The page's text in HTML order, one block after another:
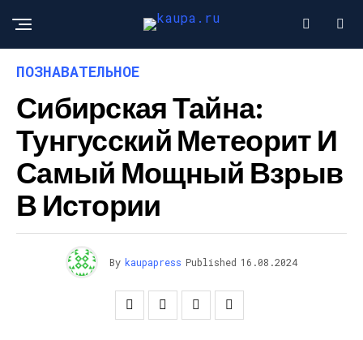
ПОЗНАВАТЕЛЬНОЕ
Сибирская Тайна:
Тунгусский Метеорит И
Самый Мощный Взрыв
В Истории
By kaupapress Published 16.08.2024